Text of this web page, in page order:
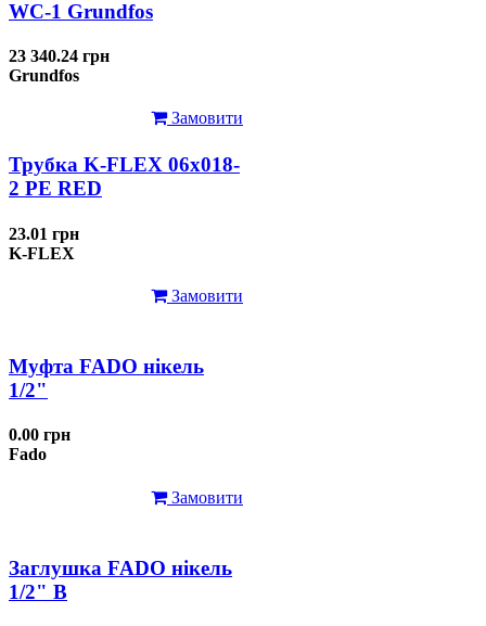
WC-1 Grundfos
23 340.24 грн
Grundfos
Замовити
Трубка K-FLEX 06x018-
2 РЕ RED
23.01 грн
K-FLEX
Замовити
Муфта FADO нікель
1/2"
0.00 грн
Fado
Замовити
Заглушка FADO нікель
1/2" В